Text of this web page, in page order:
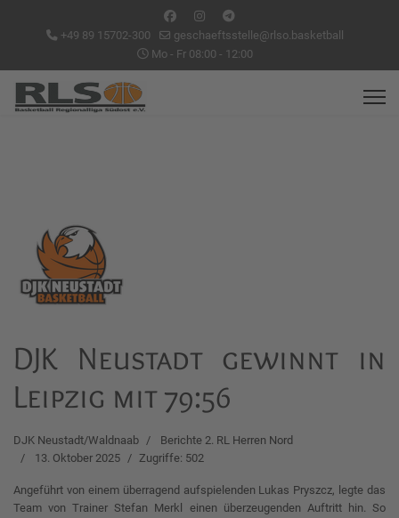
+49 89 15702-300
geschaeftsstelle@rlso.basketball
Mo - Fr 08:00 - 12:00
DJK Neustadt gewinnt in
Leipzig mit 79:56
DJK Neustadt/Waldnaab
Berichte 2. RL Herren Nord
13. Oktober 2025
Zugriffe: 502
Angeführt von einem überragend aufspielenden Lukas Pryszcz, legte das
Team von Trainer Stefan Merkl einen überzeugenden Auftritt hin. So